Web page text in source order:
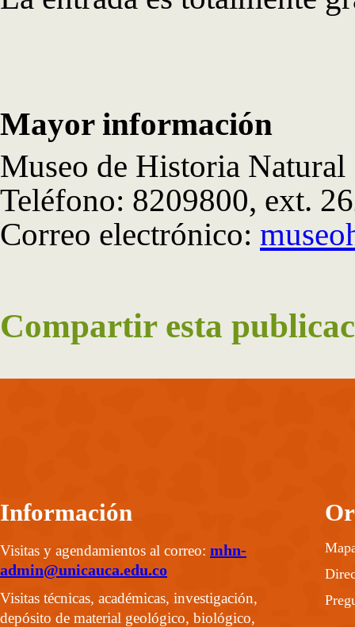
Mayor información
Museo de Historia Natural
Teléfono: 8209800, ext.
Correo electrónico:
Compartir esta
Información
Visitas y agendamientos al correo: mhn-
admin@unicauca.edu.co
Visitas técnicas, académicas, investigación,
depósito de material geológico, biológico,